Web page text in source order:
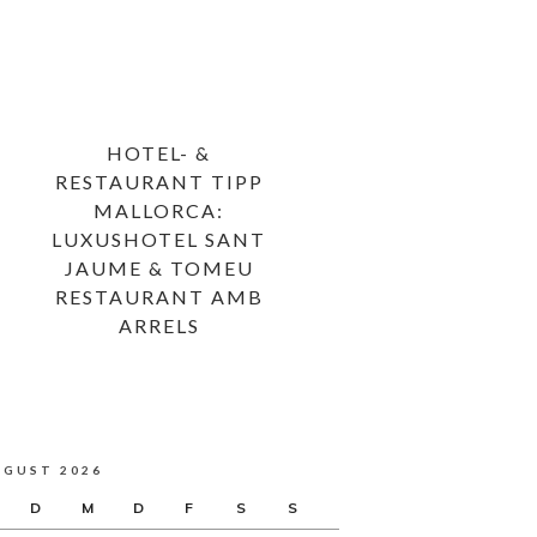
HOTEL- &
RESTAURANT TIPP
MALLORCA:
LUXUSHOTEL SANT
JAUME & TOMEU
RESTAURANT AMB
ARRELS
2026
D M D F S S